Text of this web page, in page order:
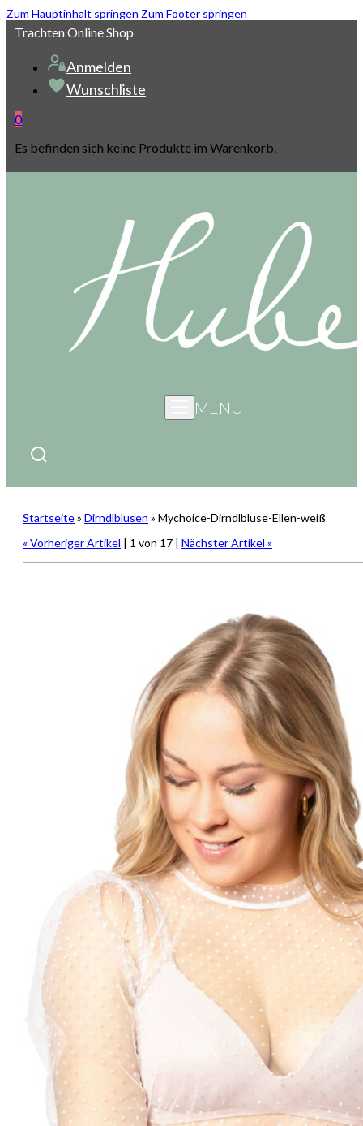
Zum Hauptinhalt springen Zum Footer springen
Trachten Online Shop
Anmelden
Wunschliste
0
Es befinden sich keine Produkte im Warenkorb.
MENU
Startseite» Dirndlblusen » Mychoice-Dirndlbluse-Ellen-weiß
« Vorheriger Artikel | 1 von 17 | Nächster Artikel »